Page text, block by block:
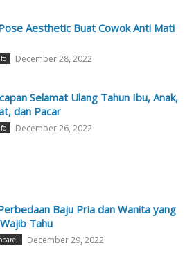
Aesthetic Buat Cowok Anti Mati
December 28, 2022
Selamat Ulang Tahun Ibu, Anak,
dan Pacar
December 26, 2022
Baju Pria dan Wanita yang
Tahu
December 29, 2022